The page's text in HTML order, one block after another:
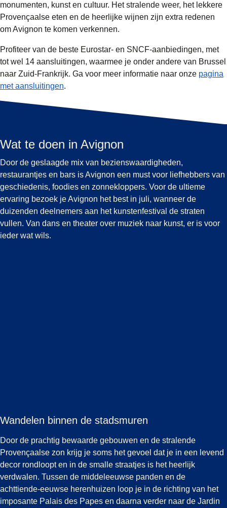
monumenten, kunst en cultuur. Het stralende weer, het lekkere
Provençaalse eten en de heerlijke wijnen zijn extra redenen
om Avignon te komen verkennen.
Profiteer van de beste Eurostar- en SNCF-aanbiedingen, met
tot wel 14 aansluitingen, waarmee je onder andere van Brussel
naar Zuid-Frankrijk. Ga voor meer informatie naar onze pagina
met aansluitingen.
Wat te doen in Avignon
Door de geslaagde mix van bezienswaardigheden,
restaurantjes en bars is Avignon een must voor liefhebbers van
geschiedenis, foodies en zonnekloppers. Voor de ultieme
ervaring bezoek je Avignon het best in juli, wanneer de
duizenden deelnemers aan het kunstenfestival de straten
vullen. Van dans en theater over muziek naar kunst, er is voor
ieder wat wils.
Wandelen binnen de stadsmuren
Door de prachtig bewaarde gebouwen en de stralende
Provençaalse zon krijg je soms het gevoel dat je in een levend
decor rondloopt en in de smalle straatjes is het heerlijk
verdwalen. Tussen de middeleeuwse panden en de
achttiende-eeuwse herenhuizen loop je in de richting van het
imposante Palais des Papes en daarna verder naar de Jardin